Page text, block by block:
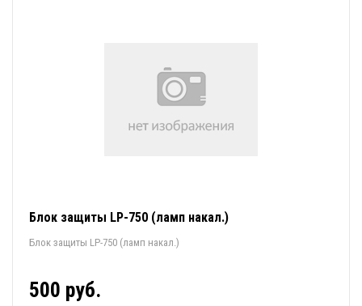
Блок защиты LP-750 (ламп накал.)
Блок защиты LP-750 (ламп накал.)
500 руб.